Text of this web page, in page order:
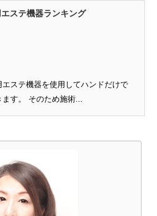
ステ機器ランキング
ステ機器を使用してハンドだけで
す。 そのため施術...